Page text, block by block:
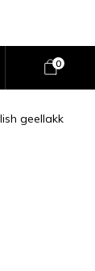
0
geellakk